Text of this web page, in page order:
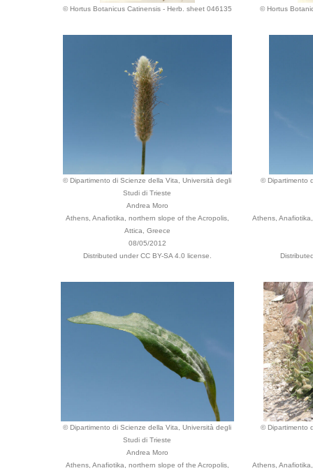
© Hortus Botanicus Catinensis - Herb. sheet 046135 © Hortus
© Dipartimento di Scienze della Vita, Università degli
Studi di Trieste
Andrea Moro
Athens, Anafiotika, northern slope of the Acropolis,
Attica, Greece
08/05/2012
Distributed under CC BY-SA 4.0 license.
© Dipartimento
Athens,
© Dipartimento di Scienze della Vita, Università degli
Studi di Trieste
Andrea Moro
Athens, Anafiotika, northern slope of the Acropolis,
© Dipartimento
Athens,